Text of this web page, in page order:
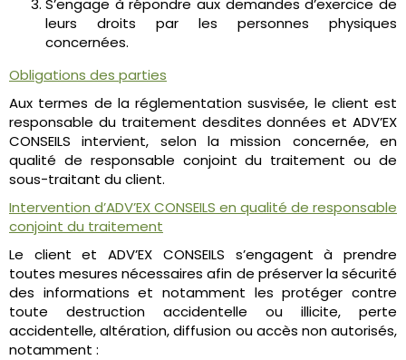
S’engage à répondre aux demandes d’exercice de
leurs droits par les personnes physiques
concernées.
Obligations des parties
Aux termes de la réglementation susvisée, le client est
responsable du traitement desdites données et ADV’EX
CONSEILS intervient, selon la mission concernée, en
qualité de responsable conjoint du traitement ou de
sous-traitant du client.
Intervention d’ADV’EX CONSEILS en qualité de responsable
conjoint du traitement
Le client et ADV’EX CONSEILS s’engagent à prendre
toutes mesures nécessaires afin de préserver la sécurité
des informations et notamment les protéger contre
toute destruction accidentelle ou illicite, perte
accidentelle, altération, diffusion ou accès non autorisés,
notamment :